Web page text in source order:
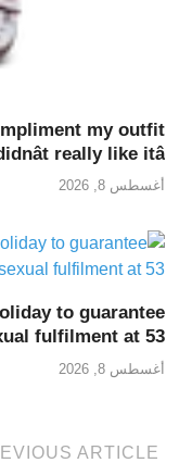
my outfit
really like itâ
أغسطس 8, 2026
to guarantee
fulfilment at 53
أغسطس 8, 2026
ARTICLE